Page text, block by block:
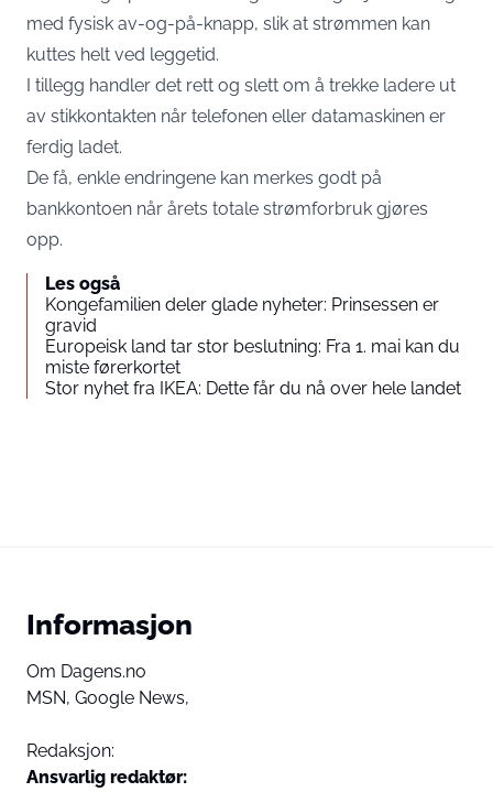
med fysisk av-og-på-knapp, slik at strømmen kan
kuttes helt ved leggetid.
I tillegg handler det rett og slett om å trekke ladere ut
av stikkontakten når telefonen eller datamaskinen er
ferdig ladet.
De få, enkle endringene kan merkes godt på
bankkontoen når årets totale strømforbruk gjøres
opp.
Les også
Kongefamilien deler glade nyheter: Prinsessen er
gravid
Europeisk land tar stor beslutning: Fra 1. mai kan du
miste førerkortet
Stor nyhet fra IKEA: Dette får du nå over hele landet
Informasjon
Om Dagens.no
MSN, Google News,
Redaksjon:
Ansvarlig redaktør: